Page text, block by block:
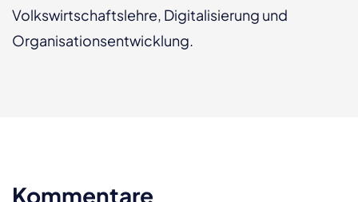
Volkswirtschaftslehre, Digitalisierung und
Organisationsentwicklung.
Kommentare